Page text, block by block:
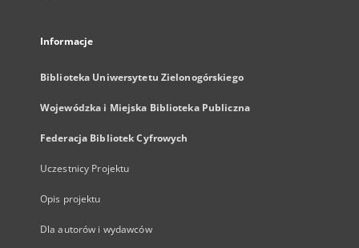
Informacje
Biblioteka Uniwersytetu Zielonogórskiego
Wojewódzka i Miejska Biblioteka Publiczna
Federacja Bibliotek Cyfrowych
Uczestnicy Projektu
Opis projektu
Dla autorów i wydawców